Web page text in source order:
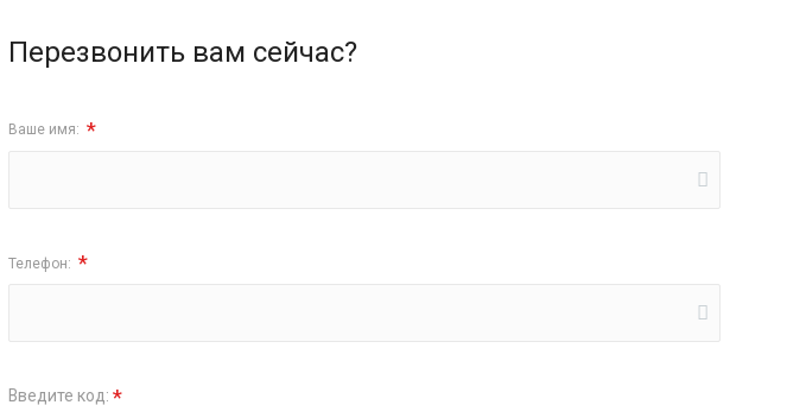
Перезвонить вам сейчас?
Ваше имя: *
Телефон: *
Введите код: *